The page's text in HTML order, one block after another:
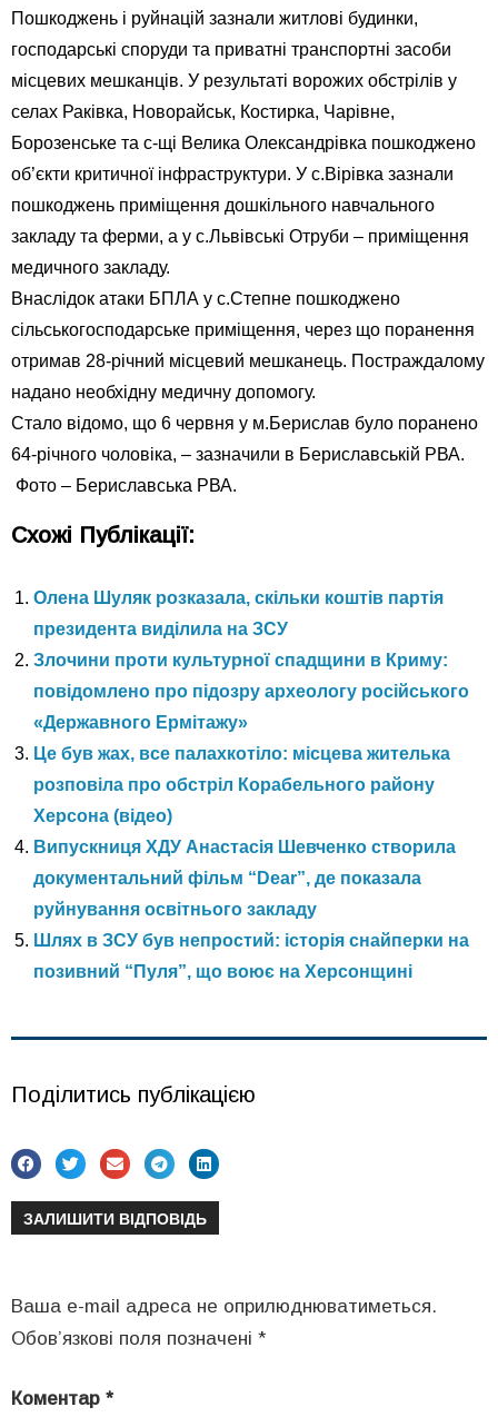
Пошкоджень і руйнацій зазнали житлові будинки,
господарські споруди та приватні транспортні засоби
місцевих мешканців. У результаті ворожих обстрілів у
селах Раківка, Новорайськ, Костирка, Чарівне,
Борозенське та с-щі Велика Олександрівка пошкоджено
об’єкти критичної інфраструктури. У с.Вірівка зазнали
пошкоджень приміщення дошкільного навчального
закладу та ферми, а у с.Львівські Отруби – приміщення
медичного закладу.
Внаслідок атаки БПЛА у с.Степне пошкоджено
сільськогосподарське приміщення, через що поранення
отримав 28-річний місцевий мешканець. Постраждалому
надано необхідну медичну допомогу.
Стало відомо, що 6 червня у м.Берислав було поранено
64-річного чоловіка, – зазначили в Бериславській РВА.
Фото – Бериславська РВА.
Схожі Публікації:
Олена Шуляк розказала, скільки коштів партія
президента виділила на ЗСУ
Злочини проти культурної спадщини в Криму:
повідомлено про підозру археологу російського
«Державного Ермітажу»
Це був жах, все палахкотіло: місцева жителька
розповіла про обстріл Корабельного району
Херсона (відео)
Випускниця ХДУ Анастасія Шевченко створила
документальний фільм “Dear”, де показала
руйнування освітнього закладу
Шлях в ЗСУ був непростий: історія снайперки на
позивний “Пуля”, що воює на Херсонщині
Поділитись публікацією
ЗАЛИШИТИ ВІДПОВІДЬ
Ваша e-mail адреса не оприлюднюватиметься.
Обов’язкові поля позначені *
Коментар *